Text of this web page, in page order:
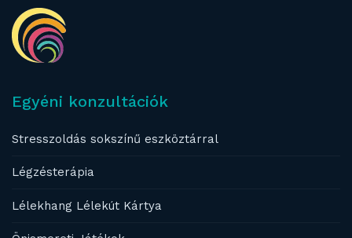
Egyéni konzultációk
Stresszoldás sokszínű eszköztárral
Légzésterápia
Lélekhang Lélekút Kártya